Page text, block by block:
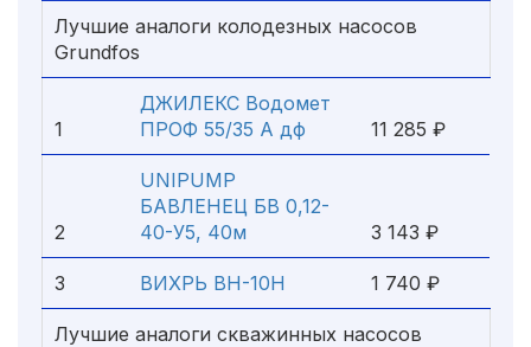
Лучшие аналоги колодезных насосов
Grundfos
1
ДЖИЛЕКС Водомет
ПРОФ 55/35 А дф
11 285 ₽
2
UNIPUMP
БАВЛЕНЕЦ БВ 0,12-
40-У5, 40м
3 143 ₽
3 ВИХРЬ ВН-10Н 1 740 ₽
Лучшие аналоги скважинных насосов